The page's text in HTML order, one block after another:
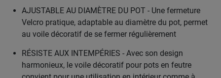
AJUSTABLE AU DIAMÈTRE DU POT - Une fermeture
Velcro pratique, adaptable au diamètre du pot, permet
au voile décoratif de se fermer régulièrement
RÉSISTE AUX INTEMPÉRIES - Avec son design
harmonieux, le voile décoratif pour pots en feutre